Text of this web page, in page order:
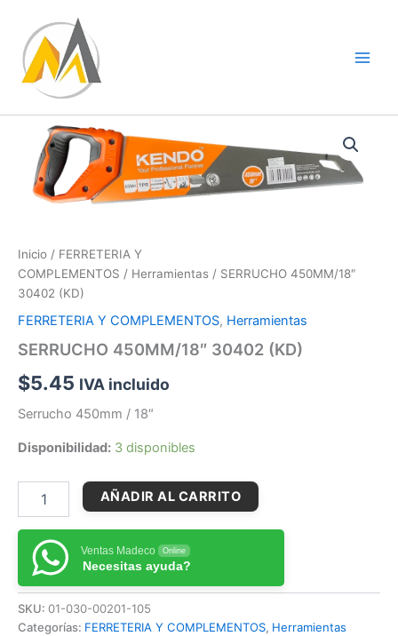
contenido
Inicio / FERRETERIA Y
COMPLEMENTOS / Herramientas / SERRUCHO 450MM/18″
30402 (KD)
FERRETERIA Y COMPLEMENTOS, Herramientas
SERRUCHO 450MM/18″ 30402 (KD)
$5.45 IVA incluido
Serrucho 450mm / 18″
Disponibilidad: 3 disponibles
SERRUCHO
450MM/18"
30402
(KD)
cantidad
AÑADIR AL CARRITO
Ventas Madeco Online
Necesitas ayuda?
SKU: 01-030-00201-105
Categorías: FERRETERIA Y COMPLEMENTOS, Herramientas